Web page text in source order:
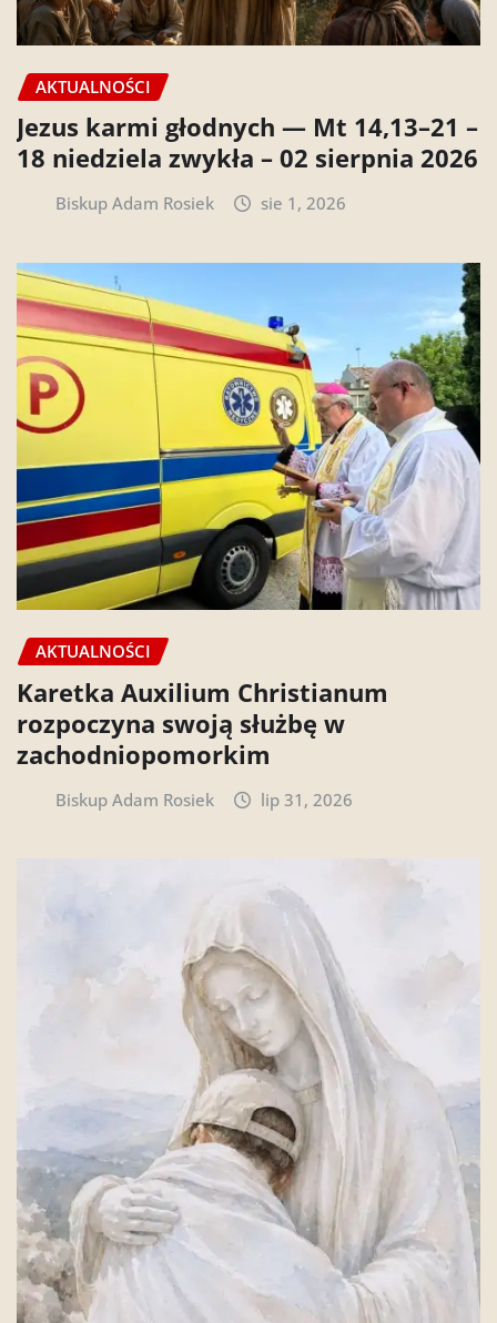
AKTUALNOŚCI
Jezus karmi głodnych — Mt 14,13–21 –
18 niedziela zwykła – 02 sierpnia 2026
Biskup Adam Rosiek sie 1, 2026
AKTUALNOŚCI
Karetka Auxilium Christianum
rozpoczyna swoją służbę w
zachodniopomorkim
Biskup Adam Rosiek lip 31, 2026